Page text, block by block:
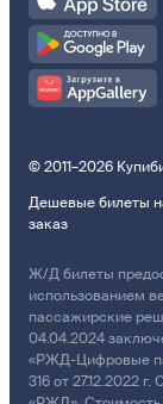
© 2011–2026
Дешевые билеты
заказ
Ж/Д билеты
использованием
пассажирские
04.04.2024
«РЖД-Цифровые
316 от 27.12.2022